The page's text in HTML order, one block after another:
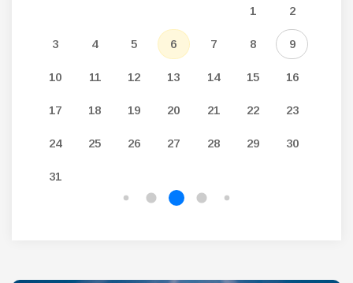
1 2
3 4 5 6 7 8 9
10 11 12 13 14 15 16
17 18 19 20 21 22 23
24 25 26 27 28 29 30
31